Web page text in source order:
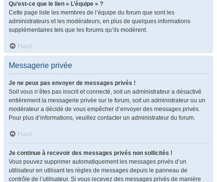
Qu’est-ce que le lien « L’équipe » ?
Cette page liste les membres de l’équipe du forum que sont les
administrateurs et les modérateurs, en plus de quelques informations
supplémentaires tels que les forums qu’ils modèrent.
Haut
Messagerie privée
Je ne peux pas envoyer de messages privés !
Soit vous n’êtes pas inscrit et connecté, soit un administrateur a désactivé
entièrement la messagerie privée sur le forum, soit un administrateur ou un
modérateur a décidé de vous empêcher d’envoyer des messages privés.
Pour plus d’informations, veuillez contacter un administrateur du forum.
Haut
Je continue à recevoir des messages privés non sollicités !
Vous pouvez supprimer automatiquement les messages privés d’un
utilisateur en utilisant les règles de messages depuis le panneau de
contrôle de l’utilisateur. Si vous recevez des messages privés de manière